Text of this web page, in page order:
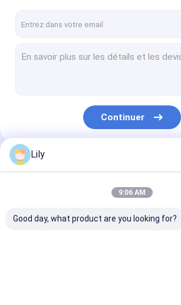
Ligne d'extrusion de bandes de sangle
Courroie d'emballage d'ANIMAL FAMILIER
Ceinture d'emballage PP
Continuer
Nos Catégories
Lily
9:06 AM
Good day, what product are you looking for?